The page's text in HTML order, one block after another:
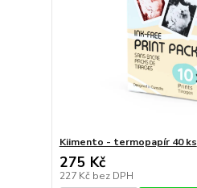
Kiimento - termopapír 40 ks
275 Kč
227 Kč bez DPH